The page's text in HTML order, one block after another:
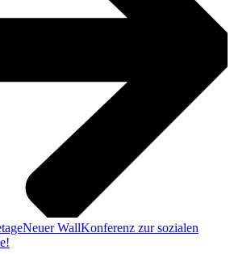
Neuer WallKonferenz zur sozialen